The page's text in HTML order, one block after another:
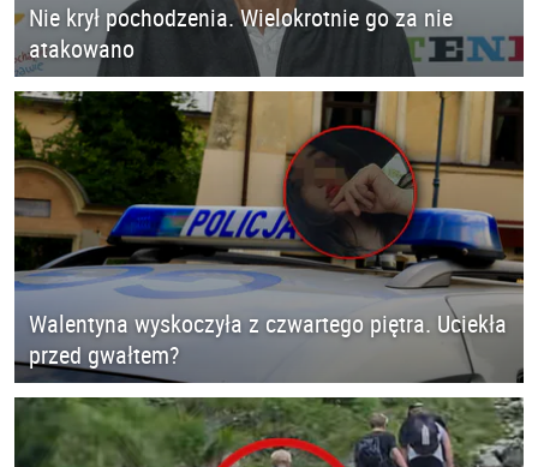
Nie krył pochodzenia. Wielokrotnie go za nie
atakowano
Walentyna wyskoczyła z czwartego piętra. Uciekła
przed gwałtem?